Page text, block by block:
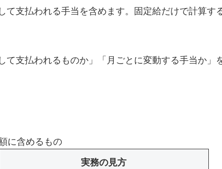
て支払われる手当を含めます。固定給だけで計算
支払われるものか」「月ごとに変動する手当か
に含めるもの
実務の見方